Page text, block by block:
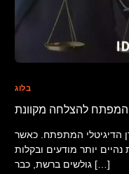
בלוג
המפתח להצלחה מקוונת
הדיגיטלי המתפתח. כאשר
יותר מודעים ובקלות
גולשים ברשת, כבר […]